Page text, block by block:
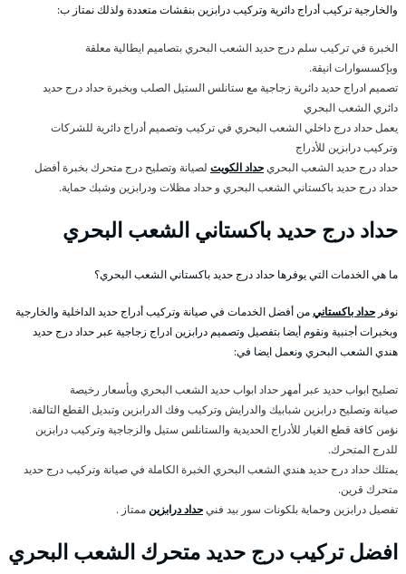
والخارجية تركيب أدراج دائرية وتركيب درابزين بنقشات متعددة ولذلك نمتاز ب:
الخبرة في تركيب سلم درج حديد الشعب البحري بتصاميم ايطالية معلقة
وبإكسسوارات انيقة.
تصميم ادراج حديد دائرية زجاجية مع ستانلس الستيل الصلب وبخبرة حداد درج حديد
دائري الشعب البحري
يعمل حداد درج داخلي الشعب البحري في تركيب وتصميم أدراج دائرية للشركات
وتركيب درابزين للأدراج
حداد درج حديد الشعب البحريحداد الكويت لصيانة وتصليح درج متحرك بخبرة أفضل
حداد درج حديد باكستاني الشعب البحري و حداد مظلات ودرابزين وشبك حماية.
حداد درج حديد باكستاني الشعب البحري
ما هي الخدمات التي يوفرها حداد درج حديد باكستاني الشعب البحري؟
نوفر حداد باكستانيمن أفضل الخدمات في صيانة وتركيب أدراج حديد الداخلية والخارجية
وبخبرات أجنبية ونقوم أيضا بتفصيل وتصميم درابزين ادراج زجاجية عبر حداد درج حديد
هندي الشعب البحري ونعمل ايضا في:
تصليح ابواب حديد عبر أمهر حداد ابواب حديد الشعب البحري وبأسعار رخيصة
صيانة وتصليح درابزين شبابيك والدرايش وتركيب وفك الدرابزين وتبديل القطع التالفة.
نؤمن كافة قطع الغيار للأدراج الحديدية والستانلس ستيل والزجاجية وتركيب درابزين
للدرج المتحرك.
يمتلك حداد درج حديد هندي الشعب البحري الخبرة الكاملة في صيانة وتركيب درج حديد
متحرك قرين.
تفصيل درابزين وحماية بلكونات سور بيد فنيحداد درابزينممتاز .
افضل تركيب درج حديد متحرك الشعب البحري